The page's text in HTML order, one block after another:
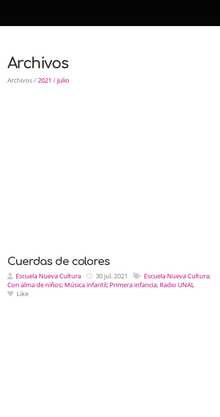
Archivos
Archivos /2021 / julio
Cuerdas de colores
Escuela Nueva Cultura 30 jul. 2021
Escuela Nueva Cultura;
Con alma de niños; Música infantil; Primera infancia; Radio UNAL
Like